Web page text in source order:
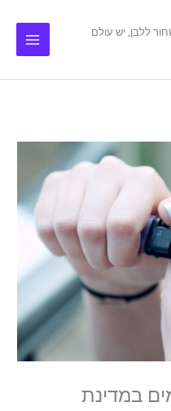
ללבן, יש עולם
במדינת